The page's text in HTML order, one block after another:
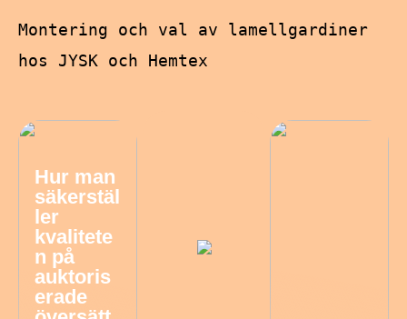
Montering och val av lamellgardiner
hos JYSK och Hemtex
Hur man
säkerstäl
ler
kvalitete
n på
auktoris
erade